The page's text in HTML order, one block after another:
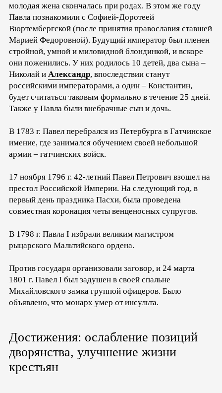
молодая жена скончалась при родах. В этом же году
Павла познакомили с Софией-Доротеей
Вюртембергской (после принятия православия ставшей
Марией Федоровной). Будущий император был пленен
стройной, умной и миловидной блондинкой, и вскоре
они поженились. У них родилось 10 детей, два сына –
Николай и Александр, впоследствии станут
российскими императорами, а один – Константин,
будет считаться таковым формально в течение 25 дней.
Также у Павла были внебрачные сын и дочь.
В 1783 г. Павел перебрался из Петербурга в Гатчинское
имение, где занимался обучением своей небольшой
армии – гатчинских войск.
17 ноября 1796 г. 42-летний Павел Петрович взошел на
престол Российской Империи. На следующий год, в
первый день праздника Пасхи, была проведена
совместная коронация четы венценосных супругов.
В 1798 г. Павла I избрали великим магистром
рыцарского Мальтийского ордена.
Против государя организовали заговор, и 24 марта
1801 г. Павел I был задушен в своей спальне
Михайловского замка группой офицеров. Было
объявлено, что монарх умер от инсульта.
Достижения: ослабление позиций
дворянства, улучшение жизни
крестьян